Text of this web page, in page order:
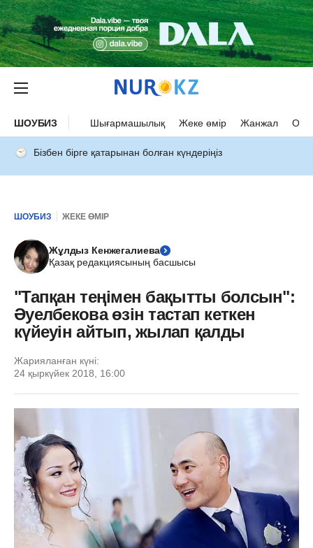
ШОУБИЗ Шығармашылық Жеке өмір Жанжал
Бізбен бірге қатарынан болған күндеріңіз
ШОУБИЗ ЖЕКЕ ӨМІР
Жұлдыз Кенжегалиева
Қазақ редакциясының басшысы
"Тапқан теңімен бақытты болсын":
Әуелбекова өзін тастап кеткен
күйеуін айтып, жылап қалды
Жарияланған күні:
24 қыркүйек 2018, 16:00